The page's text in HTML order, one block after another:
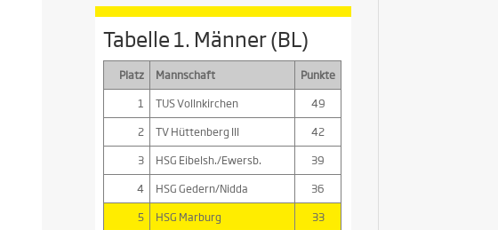
Tabelle 1. Männer (BL)
Platz Mannschaft
Punkte
1
TUS Vollnkirchen
49
2
TV Hüttenberg III
42
3
HSG Eibelsh./Ewersb.
39
4
HSG Gedern/Nidda
36
5
HSG Marburg
33